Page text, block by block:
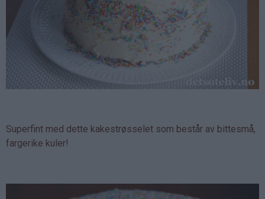
Superfint med dette kakestrøsselet som består av bittesmå,
fargerike kuler!